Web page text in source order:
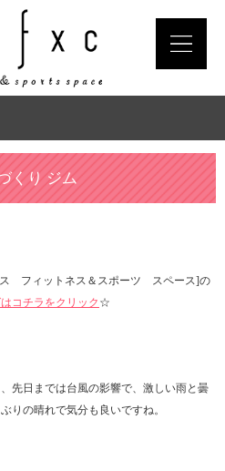
くり ジム
ス フィットネス＆スポーツ スペース]の
コチラをクリック ☆
先日までは台風の影響で、激しい雨と曇
りの晴れで気分も良いですね。